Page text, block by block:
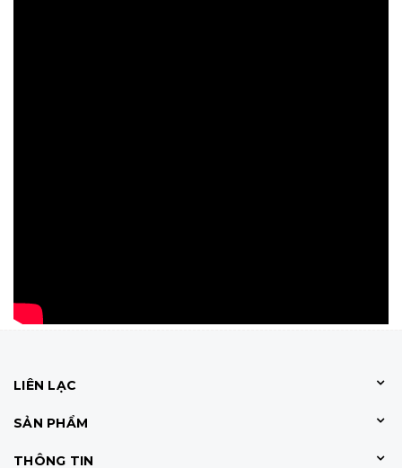
LIÊN LẠC
SẢN PHẨM
THÔNG TIN